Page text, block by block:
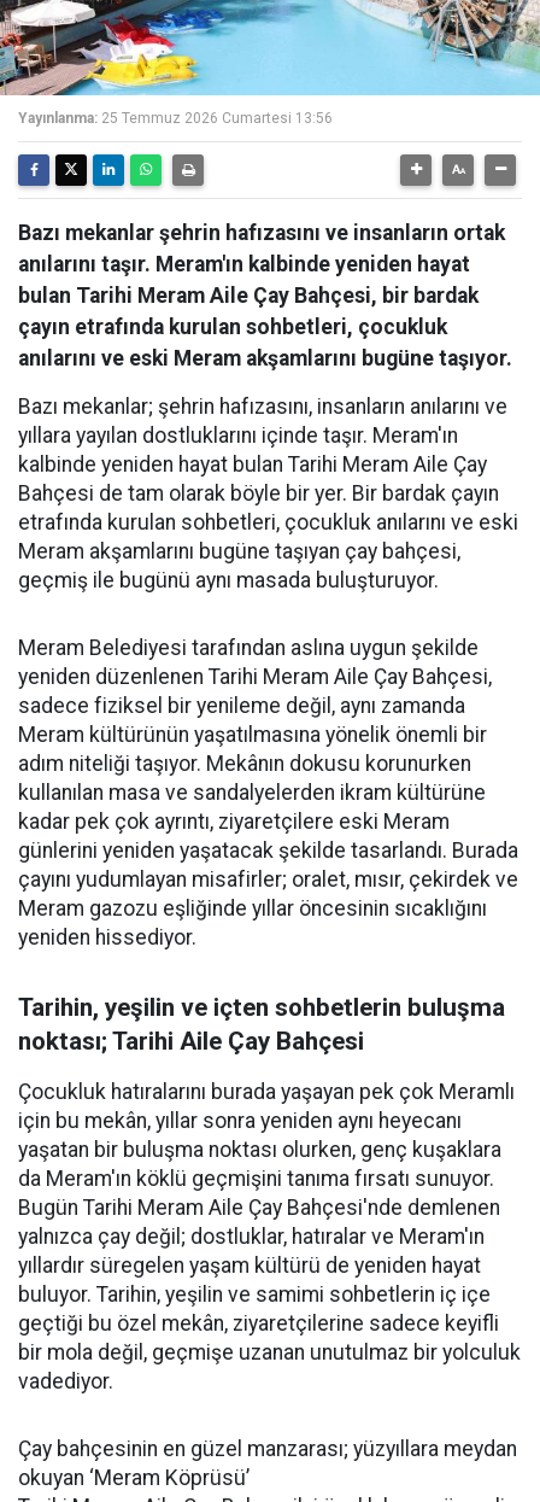
Yayınlanma: 25 Temmuz 2026 Cumartesi 13:56
Bazı mekanlar şehrin hafızasını ve insanların ortak
anılarını taşır. Meram'ın kalbinde yeniden hayat
bulan Tarihi Meram Aile Çay Bahçesi, bir bardak
çayın etrafında kurulan sohbetleri, çocukluk
anılarını ve eski Meram akşamlarını bugüne taşıyor.
Bazı mekanlar; şehrin hafızasını, insanların anılarını ve
yıllara yayılan dostluklarını içinde taşır. Meram'ın
kalbinde yeniden hayat bulan Tarihi Meram Aile Çay
Bahçesi de tam olarak böyle bir yer. Bir bardak çayın
etrafında kurulan sohbetleri, çocukluk anılarını ve eski
Meram akşamlarını bugüne taşıyan çay bahçesi,
geçmiş ile bugünü aynı masada buluşturuyor.
Meram Belediyesi tarafından aslına uygun şekilde
yeniden düzenlenen Tarihi Meram Aile Çay Bahçesi,
sadece fiziksel bir yenileme değil, aynı zamanda
Meram kültürünün yaşatılmasına yönelik önemli bir
adım niteliği taşıyor. Mekânın dokusu korunurken
kullanılan masa ve sandalyelerden ikram kültürüne
kadar pek çok ayrıntı, ziyaretçilere eski Meram
günlerini yeniden yaşatacak şekilde tasarlandı. Burada
çayını yudumlayan misafirler; oralet, mısır, çekirdek ve
Meram gazozu eşliğinde yıllar öncesinin sıcaklığını
yeniden hissediyor.
Tarihin, yeşilin ve içten sohbetlerin buluşma
noktası; Tarihi Aile Çay Bahçesi
Çocukluk hatıralarını burada yaşayan pek çok Meramlı
için bu mekân, yıllar sonra yeniden aynı heyecanı
yaşatan bir buluşma noktası olurken, genç kuşaklara
da Meram'ın köklü geçmişini tanıma fırsatı sunuyor.
Bugün Tarihi Meram Aile Çay Bahçesi'nde demlenen
yalnızca çay değil; dostluklar, hatıralar ve Meram'ın
yıllardır süregelen yaşam kültürü de yeniden hayat
buluyor. Tarihin, yeşilin ve samimi sohbetlerin iç içe
geçtiği bu özel mekân, ziyaretçilerine sadece keyifli
bir mola değil, geçmişe uzanan unutulmaz bir yolculuk
vadediyor.
Çay bahçesinin en güzel manzarası; yüzyıllara meydan
okuyan ‘Meram Köprüsü’